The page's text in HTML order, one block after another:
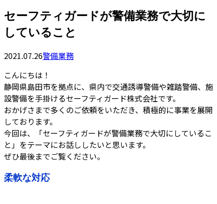
セーフティガードが警備業務で大切に
していること
2021.07.26警備業務
こんにちは！
静岡県島田市を拠点に、県内で交通誘導警備や雑踏警備、施
設警備を手掛けるセーフティガード株式会社です。
おかげさまで多くのご依頼をいただき、積極的に事業を展開
しております。
今回は、「セーフティガードが警備業務で大切にしているこ
と」をテーマにお話ししたいと思います。
ぜひ最後までご覧ください。
柔軟な対応